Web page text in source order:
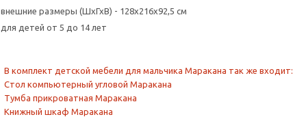
внешние размеры (ШхГхВ) - 128х216х92,5 см
для детей от 5 до 14 лет
В комплект детской мебели для мальчика Маракана так же входит:
Стол компьютерный угловой Маракана
Тумба прикроватная Маракана
Книжный шкаф Маракана